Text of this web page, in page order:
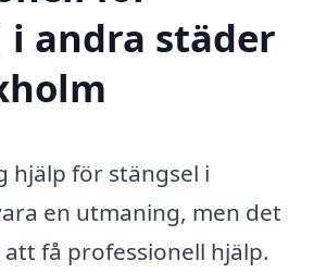
i andra städer
hjälp för stängsel i
en utmaning, men det
få professionell hjälp.